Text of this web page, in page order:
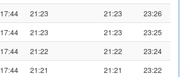
17:44 21:23 21:23
23:26
17:44 21:23 21:23
23:25
17:44 21:22 21:22
23:24
17:44 21:21 21:21
23:22